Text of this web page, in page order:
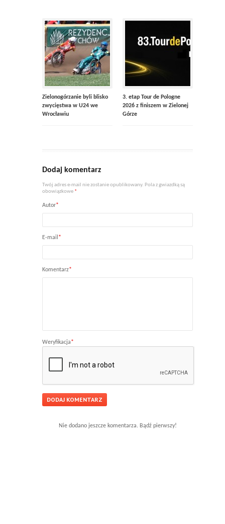
Zielonogórzanie byli blisko
zwycięstwa w U24 we
Wrocławiu
3. etap Tour de Pologne
2026 z finiszem w Zielonej
Górze
Dodaj komentarz
Twój adres e-mail nie zostanie opublikowany. Pola z gwiazdką są
obowiązkowe *
Autor*
E-mail *
Komentarz*
Weryfikacja*
Nie dodano jeszcze komentarza. Bądź pierwszy!